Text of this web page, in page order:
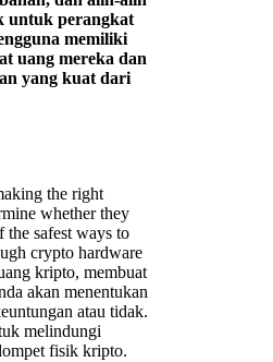
untuk perangkat
memiliki
uang mereka dan
yang kuat dari
the right
whether they
safest ways to
crypto hardware
kripto, membuat
akan menentukan
atau tidak.
melindungi
fisik kripto.